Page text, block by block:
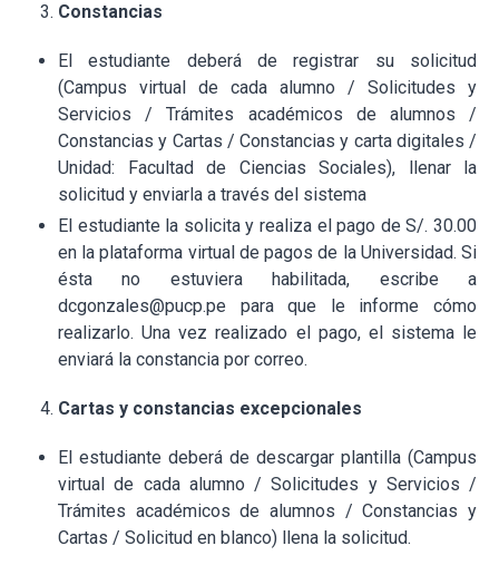
Constancias
El estudiante deberá de registrar su solicitud
(Campus virtual de cada alumno / Solicitudes y
Servicios / Trámites académicos de alumnos /
Constancias y Cartas / Constancias y carta digitales /
Unidad: Facultad de Ciencias Sociales), llenar la
solicitud y enviarla a través del sistema
El estudiante la solicita y realiza el pago de S/. 30.00
en la plataforma virtual de pagos de la Universidad. Si
ésta no estuviera habilitada, escribe a
dcgonzales@pucp.pe para que le informe cómo
realizarlo. Una vez realizado el pago, el sistema le
enviará la constancia por correo.
Cartas y constancias excepcionales
El estudiante deberá de descargar plantilla (Campus
virtual de cada alumno / Solicitudes y Servicios /
Trámites académicos de alumnos / Constancias y
Cartas / Solicitud en blanco) llena la solicitud.